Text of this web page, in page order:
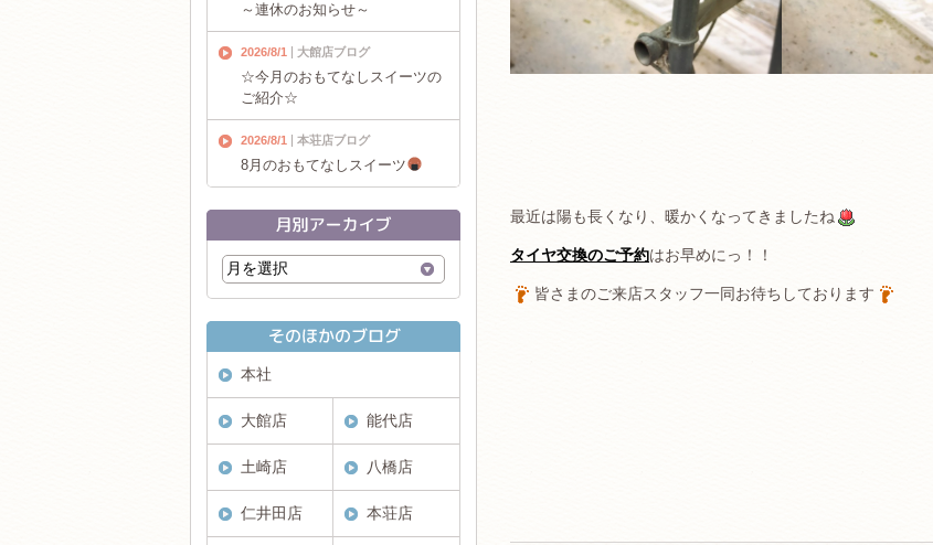
最近は陽も長くなり、暖かくなってきましたね
タイヤ交換のご予約はお早めにっ！！
皆さまのご来店スタッフ一同お待ちしております
～連休のお知らせ～
2026/8/1 大館店ブログ
☆今月のおもてなしスイーツの
ご紹介☆
2026/8/1 本荘店ブログ
8月のおもてなしスイーツ
本社
大館店 能代店
土崎店 八橋店
仁井田店 本荘店